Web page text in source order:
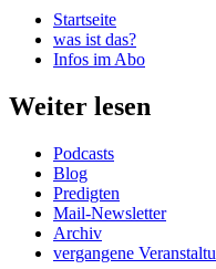
Startseite
was ist das?
Infos im Abo
Weiter lesen
Podcasts
Blog
Predigten
Mail-Newsletter
Archiv
vergangene